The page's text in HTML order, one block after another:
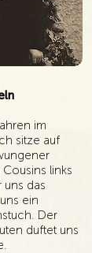
im
sitze auf
links
das
ein
Der
duftet uns